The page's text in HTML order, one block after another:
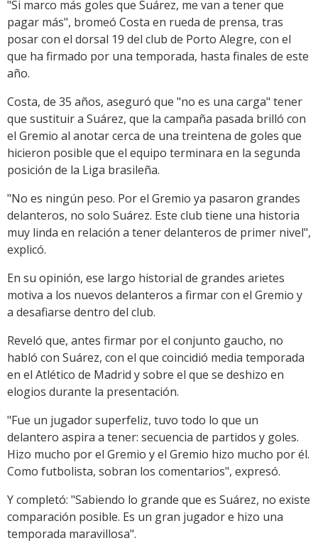
"Si marco más goles que Suárez, me van a tener que
pagar más", bromeó Costa en rueda de prensa, tras
posar con el dorsal 19 del club de Porto Alegre, con el
que ha firmado por una temporada, hasta finales de este
año.
Costa, de 35 años, aseguró que "no es una carga" tener
que sustituir a Suárez, que la campaña pasada brilló con
el Gremio al anotar cerca de una treintena de goles que
hicieron posible que el equipo terminara en la segunda
posición de la Liga brasileña.
"No es ningún peso. Por el Gremio ya pasaron grandes
delanteros, no solo Suárez. Este club tiene una historia
muy linda en relación a tener delanteros de primer nivel",
explicó.
En su opinión, ese largo historial de grandes arietes
motiva a los nuevos delanteros a firmar con el Gremio y
a desafiarse dentro del club.
Reveló que, antes firmar por el conjunto gaucho, no
habló con Suárez, con el que coincidió media temporada
en el Atlético de Madrid y sobre el que se deshizo en
elogios durante la presentación.
"Fue un jugador superfeliz, tuvo todo lo que un
delantero aspira a tener: secuencia de partidos y goles.
Hizo mucho por el Gremio y el Gremio hizo mucho por él.
Como futbolista, sobran los comentarios", expresó.
Y completó: "Sabiendo lo grande que es Suárez, no existe
comparación posible. Es un gran jugador e hizo una
temporada maravillosa".